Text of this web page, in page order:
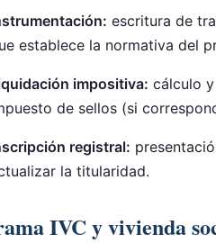
escritura de
establece la normativa del
impositiva: cálculo
de sellos (si
registral:
la titularidad.
IVC y vivienda